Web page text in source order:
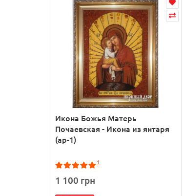
Икона Божья Матерь
Почаевская - Икона из янтаря
(ар-1)
1
1 100 грн